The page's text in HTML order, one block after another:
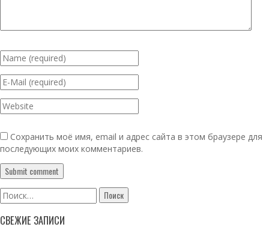
Сохранить моё имя, email и адрес сайта в этом браузере для
последующих моих комментариев.
Найти:
СВЕЖИЕ ЗАПИСИ